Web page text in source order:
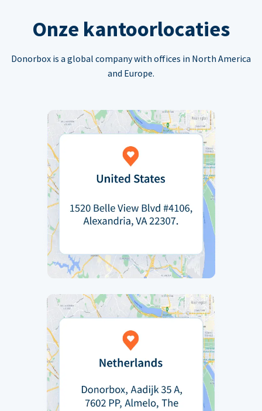
Onze kantoorlocaties
Donorbox is a global company with offices in North America
and Europe.